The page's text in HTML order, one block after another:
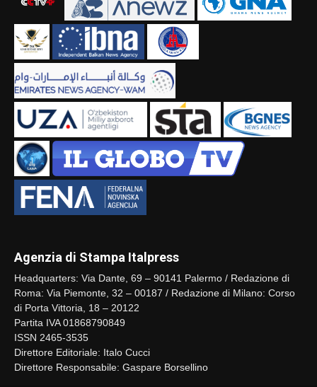
Agenzia di Stampa Italpress
Headquarters: Via Dante, 69 – 90141 Palermo / Redazione di
Roma: Via Piemonte, 32 – 00187 / Redazione di Milano: Corso
di Porta Vittoria, 18 – 20122
Partita IVA 01868790849
ISSN 2465-3535
Direttore Editoriale: Italo Cucci
Direttore Responsabile: Gaspare Borsellino